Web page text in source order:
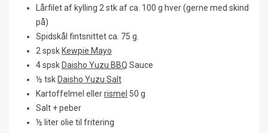
Lårfilet af kylling 2 stk af ca. 100 g hver (gerne med skind
på)
Spidskål fintsnittet ca. 75 g.
2 spskKewpie Mayo
4 spskDaisho Yuzu BBQ Sauce
½ tskDaisho Yuzu Salt
Kartoffelmel ellerrismel 50 g
Salt + peber
½ liter olie til fritering